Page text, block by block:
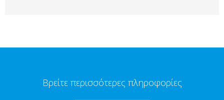
Βρείτε περισσότερες πληροφορίες